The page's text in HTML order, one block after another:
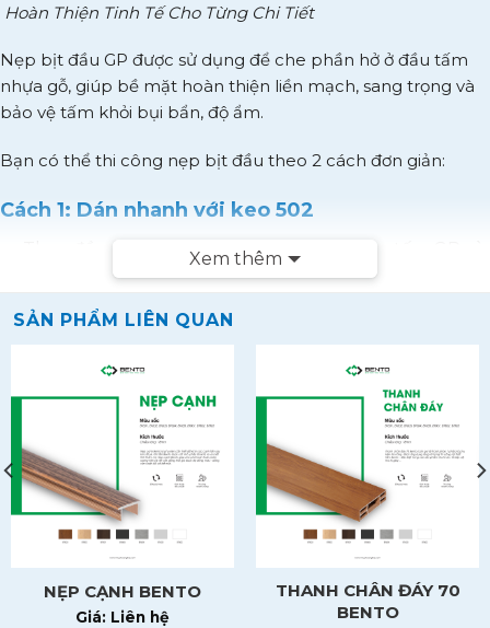
Hoàn Thiện Tinh Tế Cho Từng Chi Tiết
Nẹp bịt đầu GP được sử dụng để che phần hở ở đầu tấm
nhựa gỗ, giúp bề mặt hoàn thiện liền mạch, sang trọng và
bảo vệ tấm khỏi bụi bẩn, độ ẩm.
Bạn có thể thi công nẹp bịt đầu theo 2 cách đơn giản:
Cách 1: Dán nhanh với keo 502
Thoa đều keo 502 vào chân dưới của mép tấm GP và
bên trong thanh nẹp.
Áp nhẹ nhàng nẹp vào đầu tấm cần che.
Cách 2: Dán chắc chắn với keo dán nhựa
Keo dán nhựa có thời gian khô lâu hơn nhưng độ
bám dính tốt hơn.
Thực hiện tương tự như cách 1. Sau khi dán, dùng
băng keo giấy cố định nẹp trong vài giờ để đảm bảo
nẹp dính chắc.
Gỡ băng khi keo khô hoàn toàn.
Xem thêm
SẢN PHẨM LIÊN QUAN
NẸP CẠNH BENTO
Giá: Liên hệ
THANH CHÂN ĐÁY 70
BENTO